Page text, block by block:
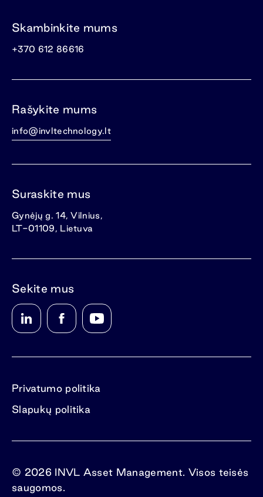
Skambinkite mums
+370 612 86616
Rašykite mums
info@invltechnology.lt
Suraskite mus
Gynėjų g. 14, Vilnius,
LT-01109, Lietuva
Sekite mus
© 2026 INVL Asset Management. Visos teisės
saugomos.
Privatumo politika
Slapukų politika